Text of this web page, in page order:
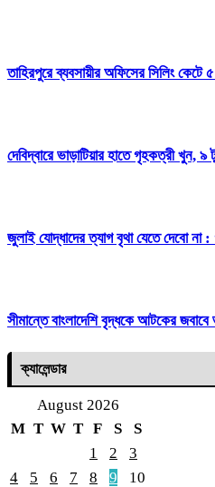
তাহিরপুরে ব্যবসায়ীর অফিসের সিলিং কেটে
দেবিদ্বারে ভাড়াটিয়ার হাতে গৃহকত্রী খুন,
জুলাই যোদ্ধাদের ত্যাগ বৃথা যেতে দেবো না :
সীমান্তে বাংলাদেশি বৃদ্ধকে আটকের
ক্যালেন্ডার
August 2026
M T W T F S
S
1
2
3
4
5 6 7 8 9
10